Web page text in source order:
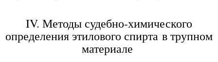
IV. Методы судебно-химического
определения этилового спирта в трупном
материале